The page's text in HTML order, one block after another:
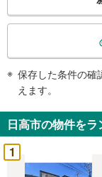
検
知
を
受
け
保存した条件の確
えます。
日高市の物件を
1